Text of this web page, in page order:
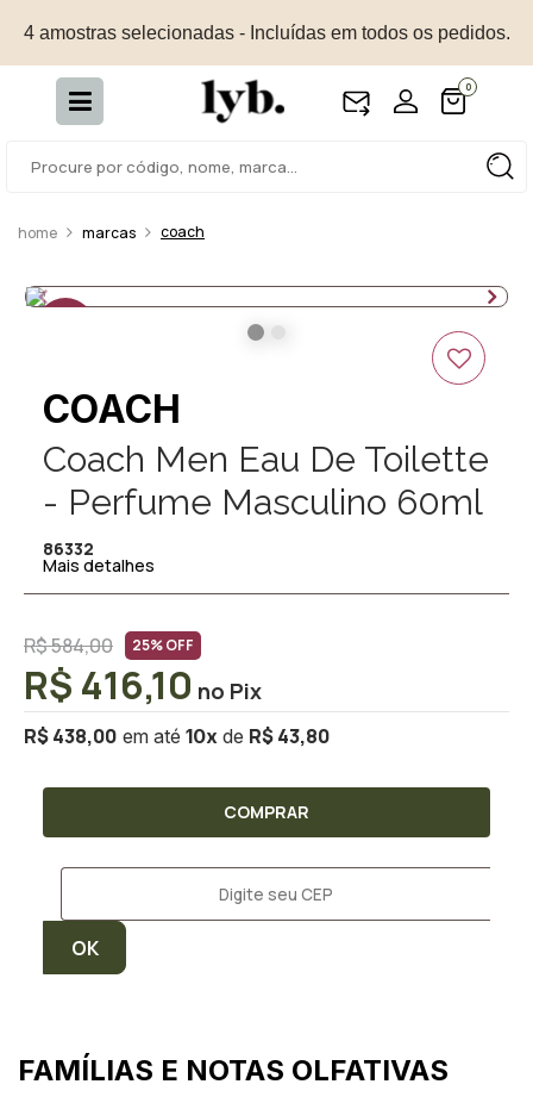
4 amostras selecionadas - Incluídas em todos os pedidos.
0
marcas coach
COACH
Coach Men Eau De Toilette
- Perfume Masculino 60ml
86332
Mais detalhes
R$ 584,00 25% OFF
R$ 438,00 10x R$ 43,80
R$ 416,10
COMPRAR
FAMÍLIAS E NOTAS OLFATIVAS